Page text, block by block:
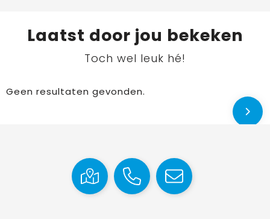
Laatst door jou bekeken
Toch wel leuk hé!
Geen resultaten gevonden.